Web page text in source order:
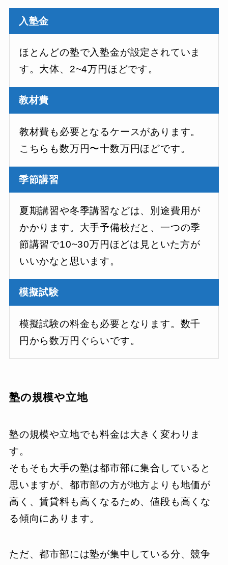
入塾金
ほとんどの塾で入塾金が設定されていま
す。大体、2~4万円ほどです。
教材費
教材費も必要となるケースがあります。
こちらも数万円〜十数万円ほどです。
季節講習
夏期講習や冬季講習などは、別途費用が
かかります。大手予備校だと、一つの季
節講習で10~30万円ほどは見といた方が
いいかなと思います。
模擬試験
模擬試験の料金も必要となります。数千
円から数万円ぐらいです。
塾の規模や立地
塾の規模や立地でも料金は大きく変わりま
す。
そもそも大手の塾は都市部に集合していると
思いますが、都市部の方が地方よりも地価が
高く、賃貸料も高くなるため、値段も高くな
る傾向にあります。
ただ、都市部には塾が集中している分、競争